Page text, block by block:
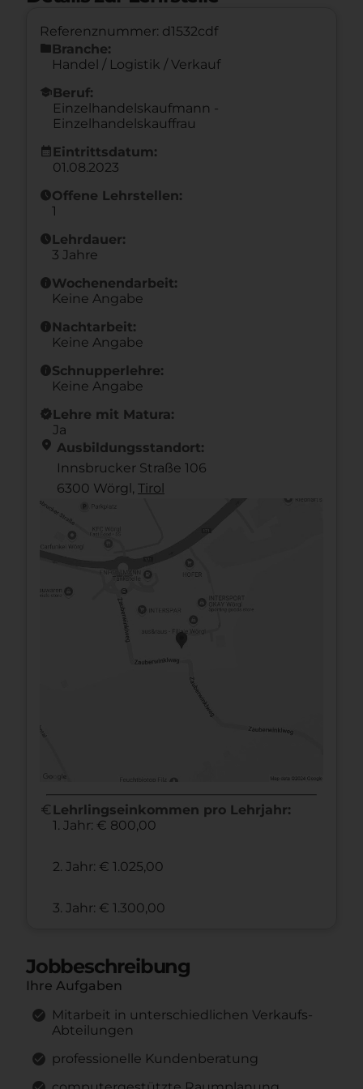
Referenznummer: d1532cdf
folderBranche:
Handel / Logistik / Verkauf
schoolBeruf:
Einzelhandelskaufmann -
Einzelhandelskauffrau
calendar_month Eintrittsdatum:
01.08.2023
scheduleOffene Lehrstellen:
1
scheduleLehrdauer:
3 Jahre
infoWochenendarbeit:
Keine Angabe
infoNachtarbeit:
Keine Angabe
infoSchnupperlehre:
Keine Angabe
new_releasesLehre mit Matura:
Ja
location_on Ausbildungsstandort:
Innsbrucker Straße 106
6300 Wörgl, Tirol
euro Lehrlingseinkommen pro Lehrjahr:
1. Jahr: € 800,00
2. Jahr: € 1.025,00
3. Jahr: € 1.300,00
Jobbeschreibung
Ihre Aufgaben
Mitarbeit in unterschiedlichen Verkaufs-
Abteilungen
professionelle Kundenberatung